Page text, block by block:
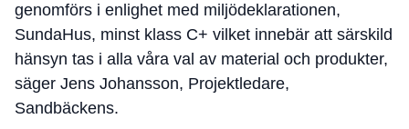
genomförs i enlighet med miljödeklarationen,
SundaHus, minst klass C+ vilket innebär att särskild
hänsyn tas i alla våra val av material och produkter,
säger Jens Johansson, Projektledare,
Sandbäckens.